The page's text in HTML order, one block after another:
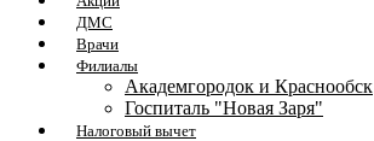
ДМС
Врачи
Филиалы
Академгородок и Краснообск
Госпиталь "Новая Заря"
Налоговый вычет